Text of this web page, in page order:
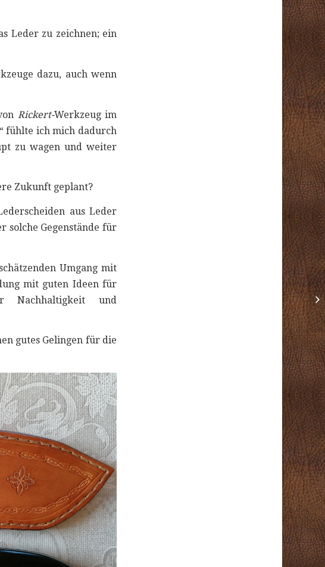
Leder zu zeichnen; ein
dazu, auch wenn
Rickert-Werkzeug im
fühlte ich mich dadurch
zu wagen und weiter
Zukunft geplant?
aus Leder
solche Gegenstände für
Umgang mit
mit guten Ideen für
Nachhaltigkeit und
gutes Gelingen für die